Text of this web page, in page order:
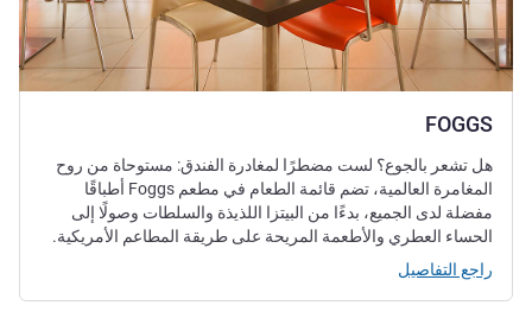
FOGGS
هل تشعر بالجوع؟ لست مضطرًا لمغادرة الفندق: مستوحاة من روح
المغامرة العالمية، تضم قائمة الطعام في مطعم Foggs أطباقًا
مفضلة لدى الجميع، بدءًا من البيتزا اللذيذة والسلطات وصولًا إلى
الحساء العطري والأطعمة المريحة على طريقة المطاعم الأمريكية.
راجع التفاصيل